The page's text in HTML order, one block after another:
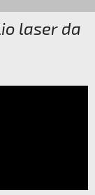
laser da